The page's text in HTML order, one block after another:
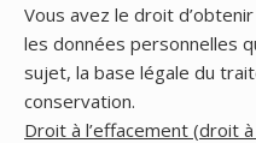
Vous avez le droit
les données personnelles
sujet, la base légale du
conservation.
Droit à l’effacement (droit à